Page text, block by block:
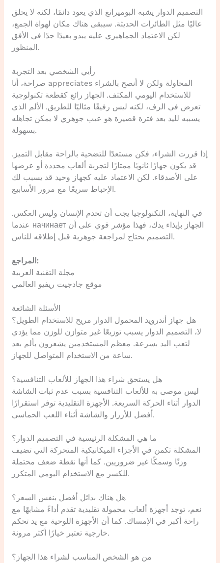
التصميم الدوار يشبه البوميرانغ الذي يعود دائمًا، لكنه لا يحلق
عاليًا مثل الطائرات الحديثة. سيبقى هناك مكان لهواة الجمع،
لكن الاعتماد الجماهيري عليه يبدو بعيدًا جدًا في الأفق
المنظور.
رأيي الشخصي بعد التجربة
صراحة، أنا appreciates المحاولة ولكن لا أنصح بالشراء
للاستخدام اليومي المكثف. الجهاز رائع كقطعة تكنولوجية
تعرض في الرف، لكنه ليس رفيقًا مثاليًا للطريق. الألم الذي
يسببه لليد بعد فترة قصيرة هو عيب جوهري لا يمكن تجاهله
بسهولة.
إذا قررت الشراء، فكن مستعدًا للتضحية بالراحة مقابل التميز.
قد يكون جهازًا ثانويًا ممتازًا لتجربة ألعاب محددة أو عرضها
على الأصدقاء. لكن الاعتماد عليه كجهاز وحيد قد يسبب لك
الإحباط سريعًا مع مرور الأسابيع.
في النهاية، التكنولوجيا يجب أن تخدم الإنسان وليس العكس.
عندما начинает الجهاز بإيذاء يدك، فهذا مؤشر قوي على أن
التصميم يحتاج لمراجعة جوهرية قبل إطلاقه للناس.
المراجع:
مجلة التقنية العربية
موقع جادجيت ريفيو العالمي
الأسئلة الشائعة
هل جهاز أندرويد المحمول الدوار مريح للاستخدام الطويل؟
لا، التصميم الدوار يسبب توزيعًا غير متوازن للوزن مما يؤدي
لتعب اليد بسرعة. معظم المستخدمين يشعرون بألم بعد
ساعة من الاستخدام المتواصل للجهاز.
هل يستحق شراء هذا الجهاز للألعاب التنافسية؟
ليس موصى به للألعاب التنافسية بسبب عدم ثبات الشاشة
الدوار أثناء الحركة السريعة. الأجهزة التقليدية توفر استقرارًا
أفضل للأزرار والشاشة أثناء اللعب الحماسي.
ما هي المشكلة الرئيسية في التصميم الدوار؟
المشكلة تكمن في الأجزاء الميكانيكية المتحركة التي تضيف
وزنًا وسمكًا غير ضروريين. كما أنها نقطة ضعف محتملة
للكسر مع الاستخدام اليومي المتكرر.
هل هناك بدائل أفضل بنفس السعر؟
نعم، توجد أجهزة ألعاب محمولة تقليدية تقدم أداءً مشابهًا مع
راحة أكبر في الإمساك. كما أن الأجهزة اللوحية مع يد تحكم
خارجية تعتبر خيارًا أكثر مرونة.
من هو الشخص المناسب لشراء هذا الجهاز؟